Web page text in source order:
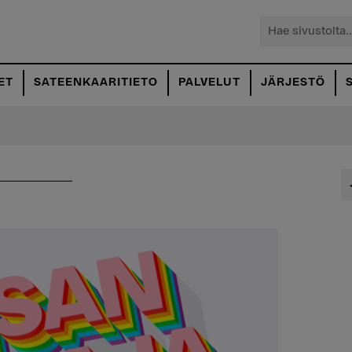
Hae
SATEENKAARITIETO PALVELUT JÄRJESTÖ